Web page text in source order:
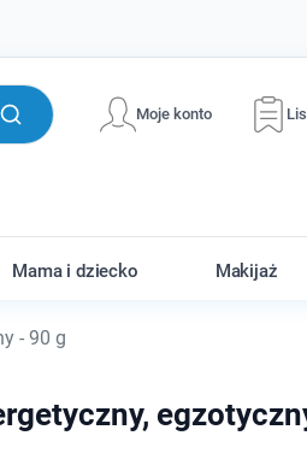
Moje konto
Mama i dziecko Makijaż
- 90 g